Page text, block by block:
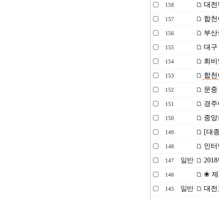
158 대전
157 합
156 부
155 대구
154 회비
153 합
152 문
151 경
150 중
149 [대
148 인
147 일반
146 ❀ 제
145 일반 대전